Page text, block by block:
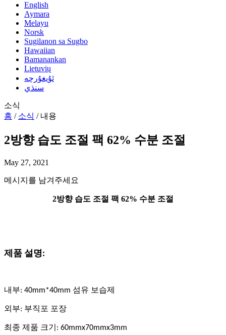
English
Aymara
Melayu
Norsk
Sugilanon sa Sugbo
Hawaiian
Bamanankan
Lietuvių
ئۇيغۇرچە
سنڌي
소식
홈 / 소식 / 내용
2방향 습도 조절 팩 62% 수분 조절
May 27, 2021
메시지를 남겨주세요
2방향 습도 조절 팩 62% 수분 조절
제품 설명:
내부: 40mm*40mm 섬유 보습제
외부: 부직포 포장
최종 제품 크기: 60mmx70mmx3mm